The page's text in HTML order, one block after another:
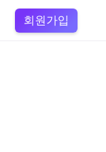
회원가입